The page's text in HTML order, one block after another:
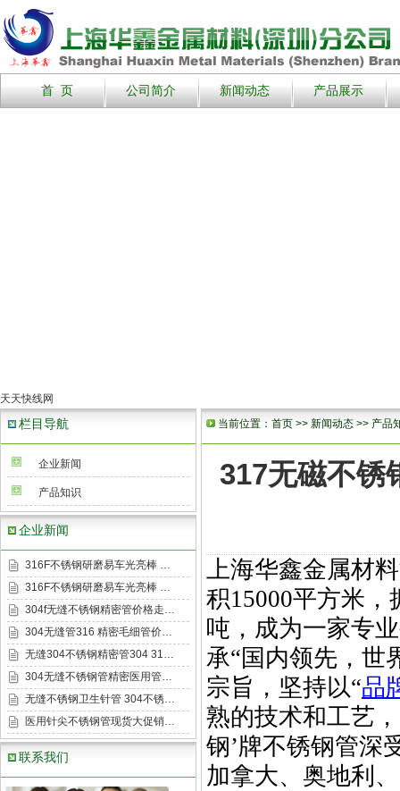
首 页 公司简介 新闻动态 产品展示
天天快线网
栏目导航
企业新闻
产品知识
企业新闻
316F不锈钢研磨易车光亮棒 …
316F不锈钢研磨易车光亮棒 …
304f无缝不锈钢精密管价格走…
304无缝管316 精密毛细管价…
无缝304不锈钢精密管304 31…
304无缝不锈钢管精密医用管…
无缝不锈钢卫生针管 304不锈…
医用针尖不锈钢管现货大促销…
联系我们
当前位置： 首页 >> 新闻动态 >> 产品
317无磁不锈
上海华鑫金属材
积15000平方米，
吨，成为一家专
承“国内领先，世
宗旨，坚持以“品
熟的技术和工艺
钢’牌不锈钢管深
加拿大、奥地利